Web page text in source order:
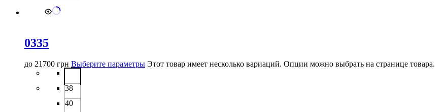
0335
до 21700 грн Выберите параметры Этот товар имеет несколько вариаций. Опции можно выбрать на странице товара.
38
40